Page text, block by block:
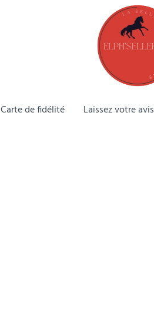
Carte de fidélité
Laissez votre avis